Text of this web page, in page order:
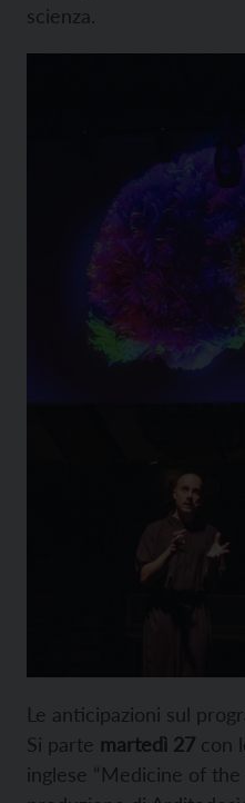
scienza.
Le anticipazioni sul
Si parte martedì 27 con
inglese “Medicine of the